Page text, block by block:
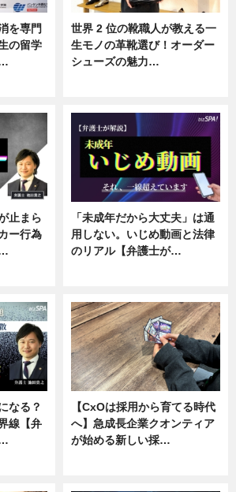
を専門
の留学
世界 2 位の靴職人が教える一
生モノの革靴選び！オーダー
シューズの魅力…
止まら
ー行為
「未成年だから大丈夫」は通
用しない。いじめ動画と法律
のリアル【弁護士が…
なる？
線【弁
【CxOは採用から育てる時代
へ】急成長企業クオンティア
が始める新しい採…